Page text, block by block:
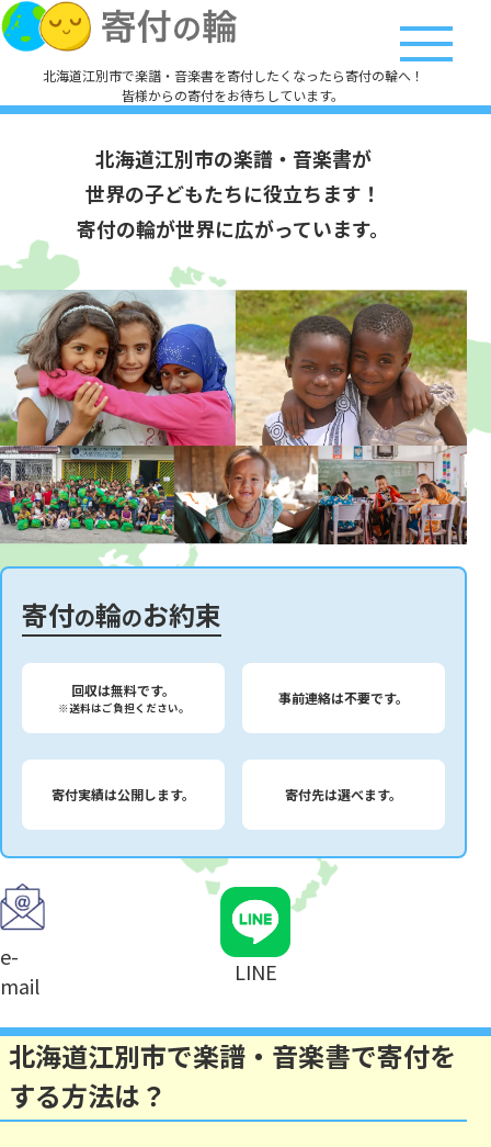
北海道江別市で楽譜・音楽書を寄付したくなったら寄付の輪へ！
皆様からの寄付をお待ちしています。
北海道江別市の楽譜・音楽書が
世界の子どもたちに役立ちます！
寄付の輪が世界に広がっています。
寄付の輪のお約束
回収は無料です。
※送料はご負担ください。
事前連絡は不要です。
寄付実績は公開します。 寄付先は選べます。
e-
mail
LINE
北海道江別市で楽譜・音楽書で寄付を
する方法は？